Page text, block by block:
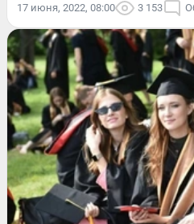
17 июня, 2022, 08:00 3 153